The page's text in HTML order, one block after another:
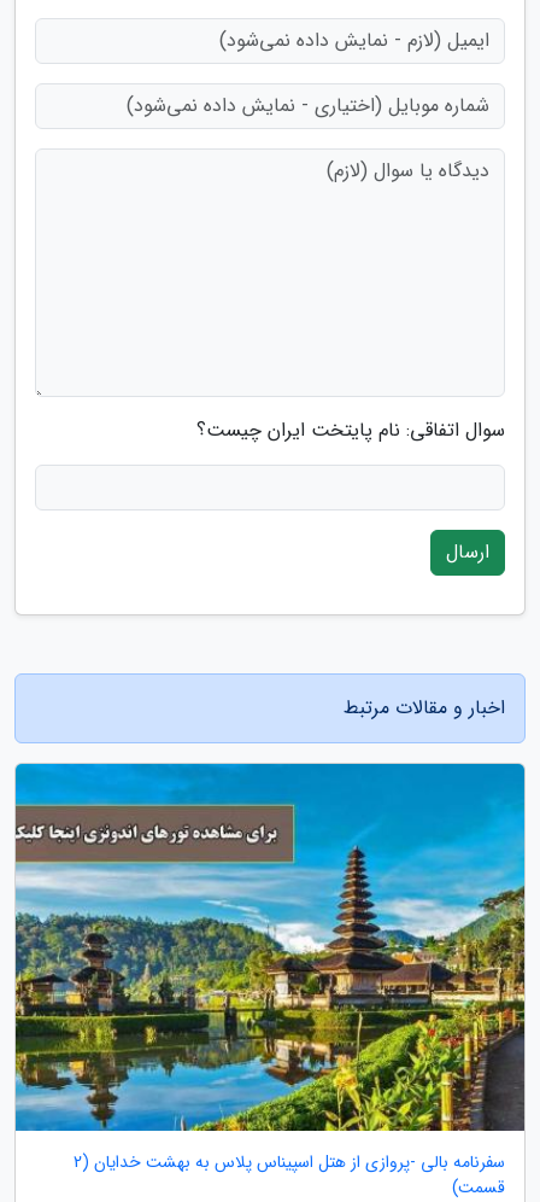
سوال اتفاقی: نام پایتخت ایران چیست؟
ارسال
اخبار و مقالات مرتبط
سفرنامه بالی -پروازی از هتل اسپیناس پلاس به بهشت خدایان (2
قسمت)